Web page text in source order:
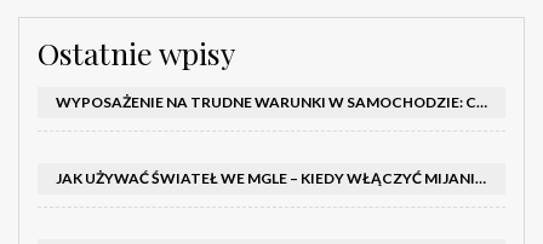
Ostatnie wpisy
WYPOSAŻENIE NA TRUDNE WARUNKI W SAMOCHODZIE: CO MIEĆ ZIMĄ, W TRASIE I NA WYPADEK AWARII
JAK UŻYWAĆ ŚWIATEŁ WE MGLE – KIEDY WŁĄCZYĆ MIJANIA I PRZECIWMGIELNE ORAZ CZEGO NIE ROBIĆ